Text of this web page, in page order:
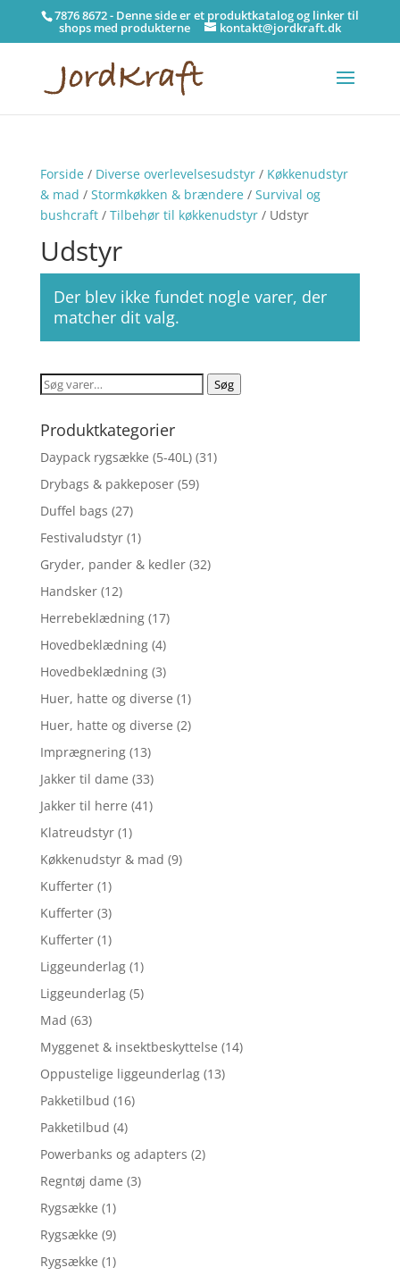
7876 8672 - Denne side er et produktkatalog og linker til
shops med produkterne kontakt@jordkraft.dk
Forside/ Diverse overlevelsesudstyr/ Køkkenudstyr
& mad / Stormkøkken & brændere/ Survival og
bushcraft/ Tilbehør til køkkenudstyr/ Udstyr
Udstyr
Der blev ikke fundet nogle varer, der
matcher dit valg.
Søg
Søg
Produktkategorier
Daypack rygsække (5-40L) (31)
Drybags & pakkeposer (59)
Duffel bags (27)
Festivaludstyr (1)
Gryder, pander & kedler (32)
Handsker (12)
Herrebeklædning (17)
Hovedbeklædning (4)
Hovedbeklædning (3)
Huer, hatte og diverse (1)
Huer, hatte og diverse (2)
Imprægnering (13)
Jakker til dame (33)
Jakker til herre (41)
Klatreudstyr (1)
Køkkenudstyr & mad (9)
Kufferter (1)
Kufferter (3)
Kufferter (1)
Liggeunderlag (1)
Liggeunderlag (5)
Mad (63)
Myggenet & insektbeskyttelse (14)
Oppustelige liggeunderlag (13)
Pakketilbud (16)
Pakketilbud (4)
Powerbanks og adapters (2)
Regntøj dame (3)
Rygsække (1)
Rygsække (9)
Rygsække (1)